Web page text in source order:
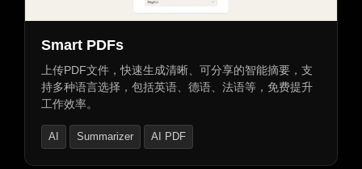
文件助手
Smart PDFs
上传PDF文件，快速生成清晰、可分享的智能摘要，支
持多种语言选择，包括英语、德语、法语等，免费提升
工作效率。
AI Summarizer AI PDF